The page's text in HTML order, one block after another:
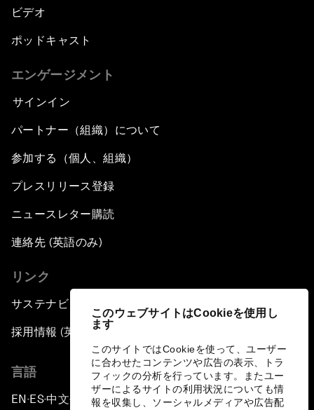
このウェブサイトはCookieを使用し
ます
このサイトではCookieを使って、ユーザー
に合わせたコンテンツや広告の表示、トラ
フィックの分析を行っています。またユー
ザーによるサイトの利用状況についても情
報を収集し、ソーシャルメディアや広告配
ビデオ
ポッドキャスト
エンゲージメント
サインイン
パートナー（組織）について
参加する（個人、組織）
プレスリリース登録
ニュースレター購読
連絡先 (英語のみ)
リンク
サステナビリティへの取り組み
採用情報 (英語のみ)
言語
EN ▪ES▪中文▪ 日本語